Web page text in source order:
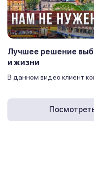
Лучшее решение
и жизни
В данном видео клиент